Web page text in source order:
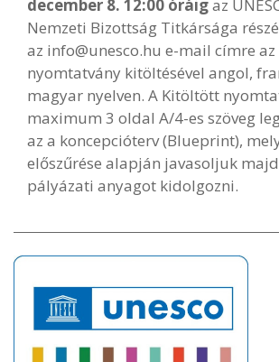
december 8. 12:00 óráigaz
Nemzeti Bizottság Titkársága
az info@unesco.hu e-mail címre
nyomtatvány kitöltésével angol,
magyar nyelven. A Kitöltött
maximum 3 oldal A/4-es szöveg
az a koncepcióterv (Blueprint),
előszűrése alapján javasoljuk
pályázati anyagot kidolgozni.